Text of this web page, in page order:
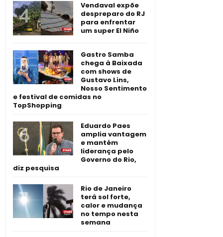
Vendaval expõe
despreparo do RJ
para enfrentar
um super El Niño
Gastro Samba
chega à Baixada
com shows de
Gustavo Lins,
Nosso Sentimento
e festival de comidas no
TopShopping
Eduardo Paes
amplia vantagem
e mantém
liderança pelo
Governo do Rio,
diz pesquisa
Rio de Janeiro
terá sol forte,
calor e mudança
no tempo nesta
semana